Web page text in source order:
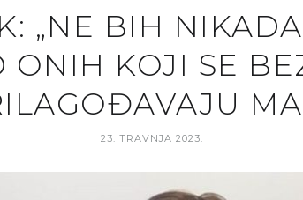
„NE BIH
ONIH KOJI SE
23. TRAVNJA 2023.